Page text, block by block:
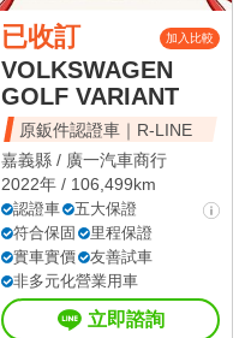
已收訂 加入比較
VOLKSWAGEN
GOLF VARIANT
原鈑件認證車｜R-LINE
嘉義縣 / 廣一汽車商行
2022年 / 106,499km
認證車
五大保證
符合保固
里程保證
實車實價
友善試車
非多元化營業用車
立即諮詢